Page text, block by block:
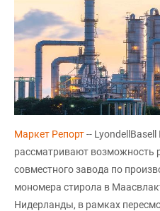
Маркет Репорт--
рассматривают возможность
совместного завода по
мономера стирола в
Нидерланды, в рамках